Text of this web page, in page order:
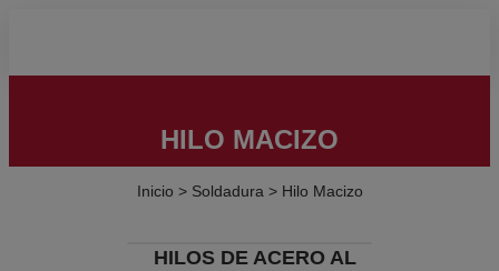
HILO MACIZO
Inicio > Soldadura > Hilo Macizo
HILOS DE ACERO AL